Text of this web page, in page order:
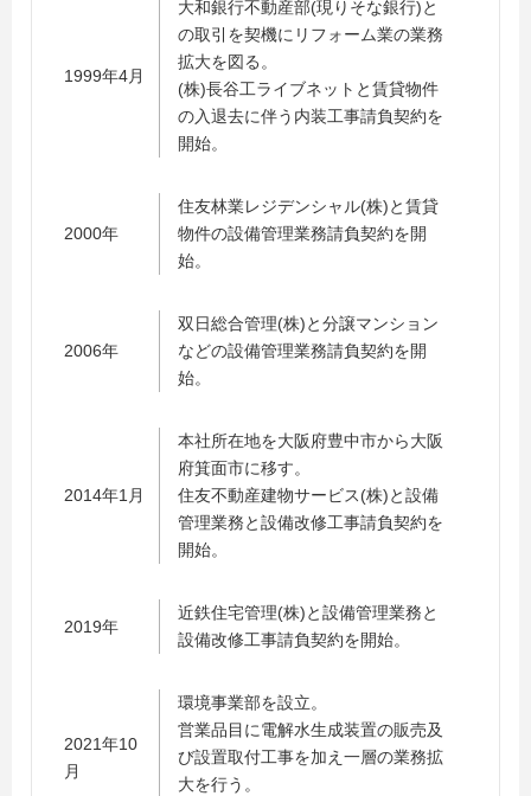
1999年4月
大和銀行不動産部(現りそな銀行)と
の取引を契機にリフォーム業の業務
拡大を図る。
(株)長谷工ライブネットと賃貸物件
の入退去に伴う内装工事請負契約を
開始。
2000年
住友林業レジデンシャル(株)と賃貸
物件の設備管理業務請負契約を開
始。
2006年
双日総合管理(株)と分譲マンション
などの設備管理業務請負契約を開
始。
2014年1月
本社所在地を大阪府豊中市から大阪
府箕面市に移す。
住友不動産建物サービス(株)と設備
管理業務と設備改修工事請負契約を
開始。
2019年
近鉄住宅管理(株)と設備管理業務と
設備改修工事請負契約を開始。
2021年10
月
環境事業部を設立。
営業品目に電解水生成装置の販売及
び設置取付工事を加え一層の業務拡
大を行う。